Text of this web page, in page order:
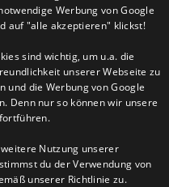
Forum registriert sein, um
ist in wenigen
weitere Funktionen
registrierten Benutzern
zuweisen. Beachte bitte unsere
und die verwandten
Bitte beachte auch die
diesem Board bewegst.
|
Werbung von Google
auf "alle akzeptieren" klickst!
sind wichtig, um u.a. die
unserer Webseite zu
und die Werbung von Google
Denn nur so können wir unsere
Nutzung unserer
du der Verwendung von
unserer Richtlinie zu.